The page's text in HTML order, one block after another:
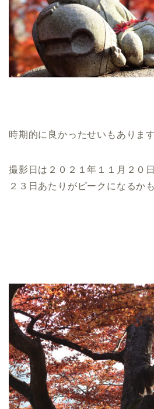
時期的に良かったせいもありま
撮影日は２０２１年１１月２０
２３日あたりがピークになるか